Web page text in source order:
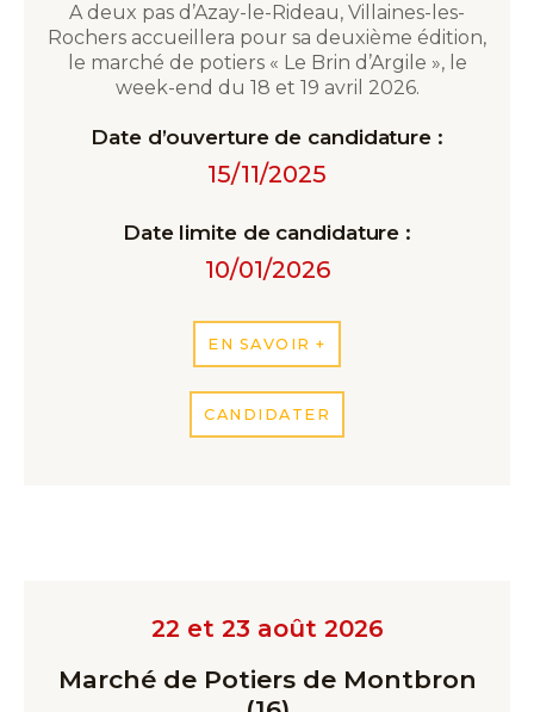
A deux pas d’Azay-le-Rideau, Villaines-les-
Rochers accueillera pour sa deuxième édition,
le marché de potiers « Le Brin d’Argile », le
week-end du 18 et 19 avril 2026.
Date d’ouverture de candidature :
15/11/2025
Date limite de candidature :
10/01/2026
EN SAVOIR +
CANDIDATER
22 et 23 août 2026
Marché de Potiers de Montbron